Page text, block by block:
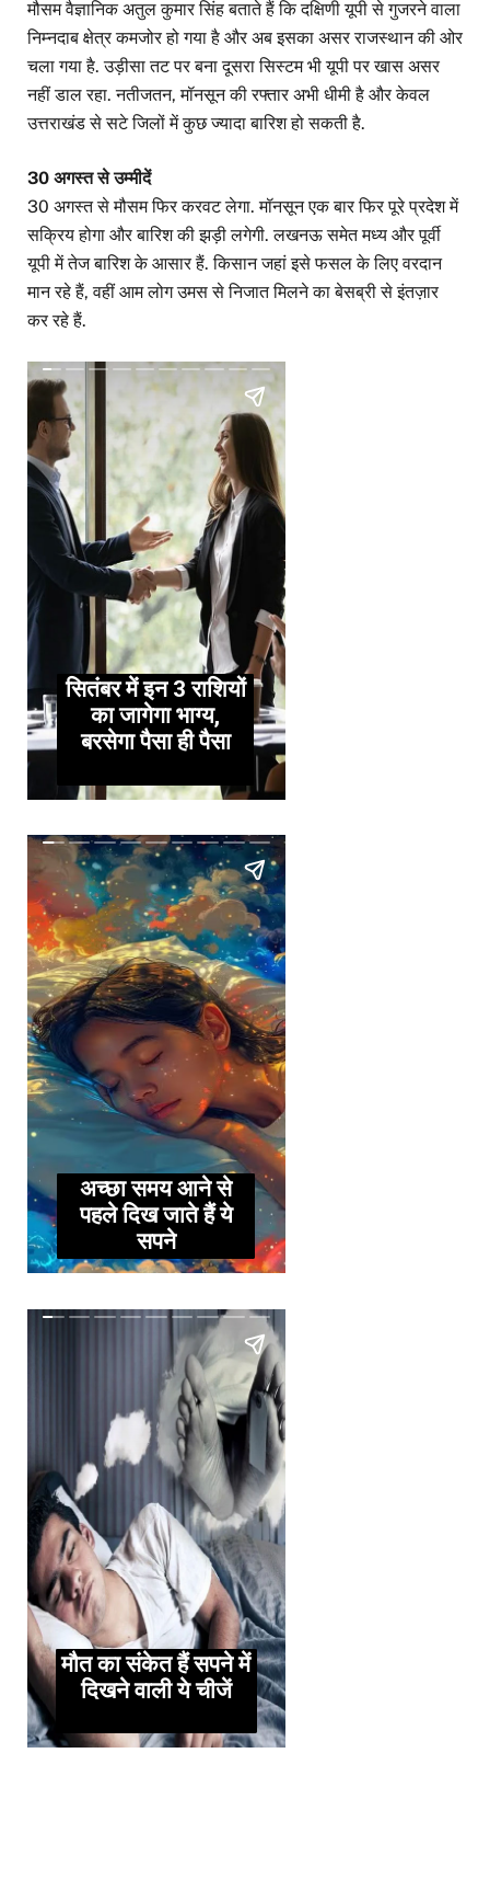
मौसम वैज्ञानिक अतुल कुमार सिंह बताते हैं कि दक्षिणी यूपी से गुजरने वाला
निम्नदाब क्षेत्र कमजोर हो गया है और अब इसका असर राजस्थान की ओर
चला गया है. उड़ीसा तट पर बना दूसरा सिस्टम भी यूपी पर खास असर
नहीं डाल रहा. नतीजतन, मॉनसून की रफ्तार अभी धीमी है और केवल
उत्तराखंड से सटे जिलों में कुछ ज्यादा बारिश हो सकती है.
30 अगस्त से उम्मीदें
30 अगस्त से मौसम फिर करवट लेगा. मॉनसून एक बार फिर पूरे प्रदेश में
सक्रिय होगा और बारिश की झड़ी लगेगी. लखनऊ समेत मध्य और पूर्वी
यूपी में तेज बारिश के आसार हैं. किसान जहां इसे फसल के लिए वरदान
मान रहे हैं, वहीं आम लोग उमस से निजात मिलने का बेसब्री से इंतज़ार
कर रहे हैं.